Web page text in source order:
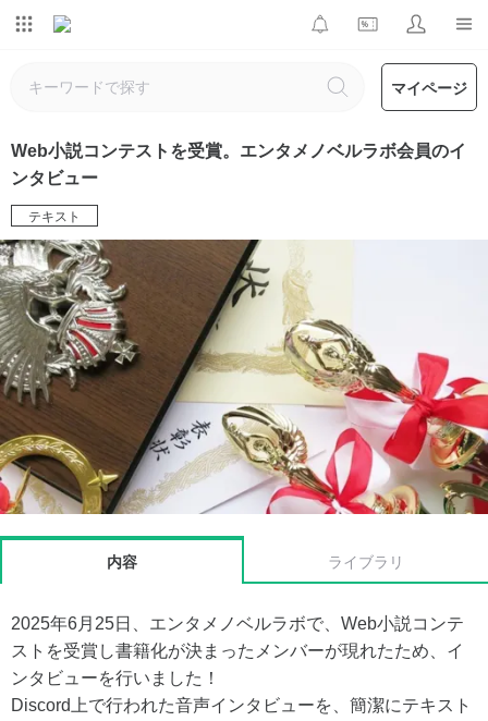
マイページ
Web小説コンテストを受賞。エンタメノベルラボ会員のイ
ンタビュー
テキスト
内容 ライブラリ
2025年6月25日、エンタメノベルラボで、Web小説コンテ
ストを受賞し書籍化が決まったメンバーが現れたため、イ
ンタビューを行いました！
Discord上で行われた音声インタビューを、簡潔にテキスト